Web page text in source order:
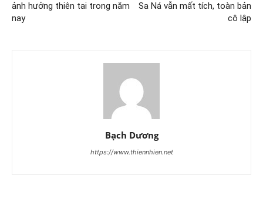
ảnh hưởng thiên tai trong năm
nay
Sa Ná vẫn mất tích, toàn bản
cô lập
Bạch Dương
https://www.thiennhien.net